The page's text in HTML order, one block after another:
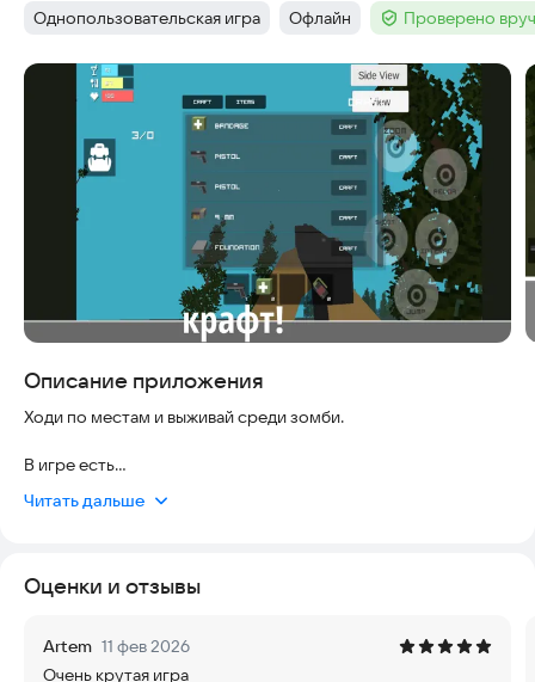
Тег:
Однопользовательская игра Тег:
Офлайн Тег :Проверено
Скриншоты
Описание приложения
Ходи по местам и выживай среди зомби.
В игре есть
Два вида зомби
НАЧАЛЬНЫЙ НАБОР🤩
Читать дальше
Оценки и отзывы
Artem 11 фев 2026
Очень крутая игра